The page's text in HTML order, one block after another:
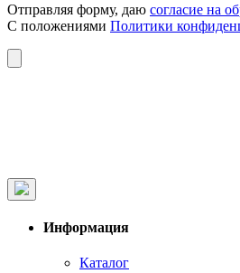
Отправляя форму, даю согласие на
С положениями Политики
Информация
Каталог